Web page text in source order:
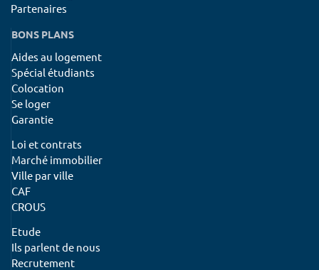
Partenaires
BONS PLANS
Aides au logement
Spécial étudiants
Colocation
Se loger
Garantie
Loi et contrats
Marché immobilier
Ville par ville
CAF
CROUS
Etude
Ils parlent de nous
Recrutement